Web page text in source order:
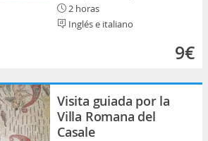
2 horas
Inglés e italiano
9€
Visita guiada por la
Villa Romana del
Casale